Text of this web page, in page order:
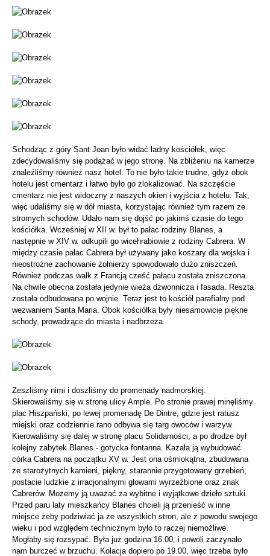
Schodząc z góry Sant Joan było widać ładny kościółek, więc
zdecydowaliśmy się podążać w jego stronę. Na zbliżeniu na kamerze
znaleźliśmy również nasz hotel. To nie było takie trudne, gdyż obok
hotelu jest cmentarz i łatwo było go zlokalizować. Na szczęście
cmentarz nie jest widoczny z naszych okien i wyjścia z hotelu. Tak,
więc udaliśmy się w dół miasta, korzystając również tym razem ze
stromych schodów. Udało nam się dojść po jakimś czasie do tego
kościółka. Wcześniej w XII w. był to pałac rodziny Blanes, a
następnie w XIV w. odkupili go wicehrabiowie z rodziny Cabrera. W
między czasie pałac Cabrera był używany jako koszary dla wojska i
nieostrożne zachowanie żołnierzy spowodowało dużo zniszczeń.
Również podczas walk z Francją cześć pałacu została zniszczona.
Na chwile obecna została jedynie wieża dzwonnicza i fasada. Reszta
została odbudowana po wojnie. Teraz jest to kościół parafialny pod
wezwaniem Santa Maria. Obok kościółka były niesamowicie piękne
schody, prowadzące do miasta i nadbrzeża.
Zeszliśmy nimi i doszliśmy do promenady nadmorskiej.
Skierowaliśmy się w stronę ulicy Ample. Po stronie prawej minęliśmy
plac Hiszpański, po lewej promenadę De Dintre, gdzie jest ratusz
miejski oraz codziennie rano odbywa się targ owoców i warzyw.
Kierowaliśmy się dalej w stronę placu Solidarności, a po drodze był
kolejny zabytek Blanes - gotycka fontanna. Kazała ją wybudować
córka Cabrera na początku XV w. Jest ona ośmiokątna, zbudowana
ze starożytnych kamieni, piękny, starannie przygotowany grzebień,
postacie ludzkie z irracjonalnymi głowami wyrzeźbione oraz znak
Cabrerów. Możemy ją uważać za wybitne i wyjątkowe dzieło sztuki.
Przed paru laty mieszkańcy Blanes chcieli ją przenieść w inne
miejsce żeby podziwiać ja ze wszystkich stron, ale z powodu swojego
wieku i pod względem technicznym było to raczej niemożliwe.
Mogłaby się rozsypać. Była już godzina 16.00, i powoli zaczynało
nam burczeć w brzuchu. Kolacja dopiero po 19.00, więc trzeba było